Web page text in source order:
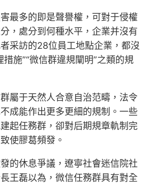
最多的即是聲譽權，可對于侵權
，處分到何種水平，企業并沒有
采訪的28位員工地點企業，都沒
措施”“微信群違規闡明”之類的規
屬于天然人合意自治范疇，法令
成能作出更多更細的規制。一些
起任務群，卻對后期規章軌制完
使膠葛頻發。
的休息爭議，遼寧社會迷信院社
王磊以為，微信任務群具有對全